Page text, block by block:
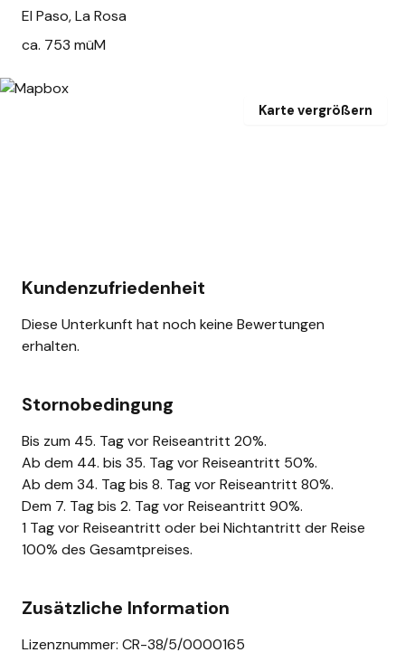
El Paso, La Rosa
ca. 753 müM
Karte vergrößern
Kundenzufriedenheit
Diese Unterkunft hat noch keine Bewertungen
erhalten.
Stornobedingung
Bis zum 45. Tag vor Reiseantritt 20%.
Ab dem 44. bis 35. Tag vor Reiseantritt 50%.
Ab dem 34. Tag bis 8. Tag vor Reiseantritt 80%.
Dem 7. Tag bis 2. Tag vor Reiseantritt 90%.
1 Tag vor Reiseantritt oder bei Nichtantritt der Reise
100% des Gesamtpreises.
Zusätzliche Information
Lizenznummer: CR-38/5/0000165